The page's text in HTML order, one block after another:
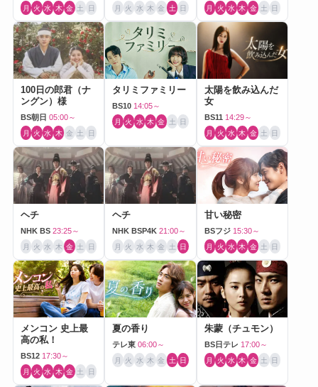
月 火 水 木 金 土 日 月 火 水 木 金 土 日 月 火 水 木 金 土 日
100日の郎君（ナ
ングン）様
BS朝日 05:00～
月 火 水 木 金 土 日
タリミファミリー
BS10 14:05～
月 火 水 木 金 土 日
太陽を飲み込んだ
女
BS11 14:29～
月 火 水 木 金 土 日
ヘチ
NHK BS 23:25～
月 火 水 木 金 土 日
ヘチ
NHK BSP4K 21:00～
月 火 水 木 金 土 日
甘い秘密
BSフジ 15:30～
月 火 水 木 金 土 日
メンコン 史上最
高の私！
BS12 17:30～
月 火 水 木 金 土 日
夏の香り
テレ東 06:00～
月 火 水 木 金 土 日
朱蒙（チュモン）
BS日テレ 17:00～
月 火 水 木 金 土 日